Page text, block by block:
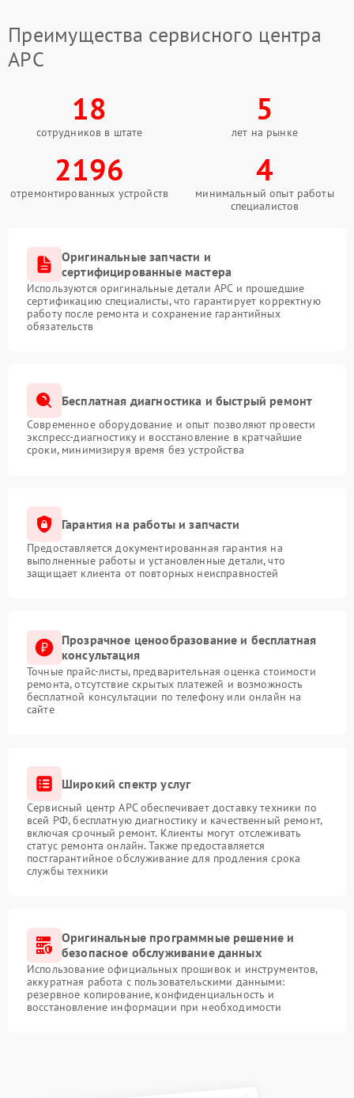
Преимущества сервисного центра
APC
18
сотрудников в штате
5
лет на рынке
2196
отремонтированных устройств
4
минимальный опыт работы
специалистов
Оригинальные запчасти и
сертифицированные мастера
Используются оригинальные детали APC и прошедшие
сертификацию специалисты, что гарантирует корректную
работу после ремонта и сохранение гарантийных
обязательств
Бесплатная диагностика и быстрый ремонт
Современное оборудование и опыт позволяют провести
экспресс-диагностику и восстановление в кратчайшие
сроки, минимизируя время без устройства
Гарантия на работы и запчасти
Предоставляется документированная гарантия на
выполненные работы и установленные детали, что
защищает клиента от повторных неисправностей
Прозрачное ценообразование и бесплатная
консультация
Точные прайс-листы, предварительная оценка стоимости
ремонта, отсутствие скрытых платежей и возможность
бесплатной консультации по телефону или онлайн на
сайте
Широкий спектр услуг
Сервисный центр APC обеспечивает доставку техники по
всей РФ, бесплатную диагностику и качественный ремонт,
включая срочный ремонт. Клиенты могут отслеживать
статус ремонта онлайн. Также предоставляется
постгарантийное обслуживание для продления срока
службы техники
Оригинальные программные решение и
безопасное обслуживание данных
Использование официальных прошивок и инструментов,
аккуратная работа с пользовательскими данными:
резервное копирование, конфиденциальность и
восстановление информации при необходимости